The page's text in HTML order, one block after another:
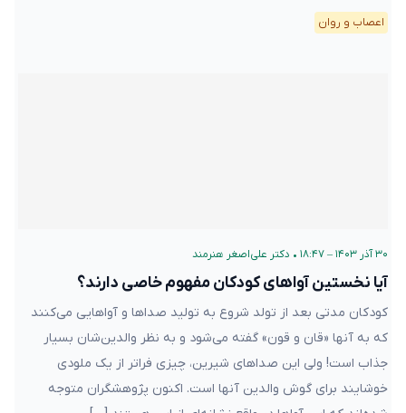
اعصاب و روان
۳۰ آذر ۱۴۰۳ – ۱۸:۴۷ • دکتر علی‌اصغر هنرمند
آیا نخستین آواهای کودکان مفهوم خاصی دارند؟
کودکان مدتی بعد از تولد شروع به تولید صداها و آواهایی می‌کنند
که به آنها «قان و قون» گفته می‌شود و به نظر والدین‌شان بسیار
جذاب است! ولی این صداهای شیرین، چیزی فراتر از یک ملودی
خوشایند برای گوش والدین آنها است. اکنون پژوهشگران متوجه